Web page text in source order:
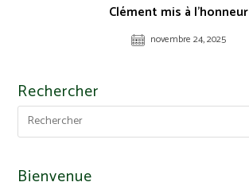
Clément mis à l’honneur
novembre 24, 2025
Rechercher
Bienvenue